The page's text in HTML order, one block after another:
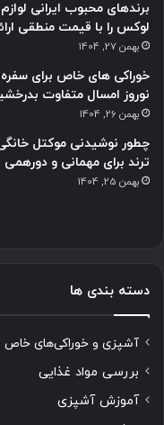
برندهای محبوب ایرانی
لوکس را با قیمت منطقی
بهمن 27, 1404
خوراکی های خاص برای
نوروز امسال متفاوت
بهمن 26, 1404
ترند برای مهمانی و دورهمی
بهمن 25, 1404
دسته بندی ها
آشپزی و خوراکی‌های خاص
بررسی مواد غذایی
آموزش آشپزی